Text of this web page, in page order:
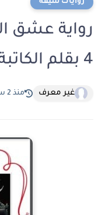
رواية عشق
4 بقلم الكاتبة النادرة
غير معرف منذ 2 سنة